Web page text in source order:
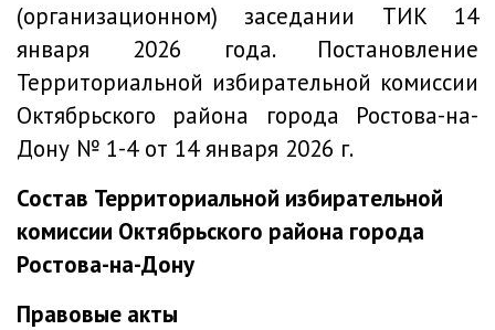
(организационном) заседании ТИК 14
января 2026 года. Постановление
Территориальной избирательной комиссии
Октябрьского района города Ростова-на-
Дону № 1-4 от 14 января 2026 г.
Состав Территориальной избирательной
комиссии Октябрьского района города
Ростова-на-Дону
Правовые акты